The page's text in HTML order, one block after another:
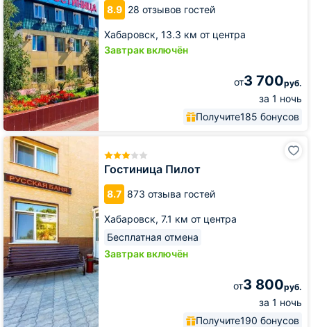
8.9 28 отзывов гостей
Хабаровск, 13.3 км от центра
Завтрак включён
от3 700руб.
за 1 ночь
Получите185 бонусов
Гостиница Пилот
8.7 873 отзыва гостей
Хабаровск, 7.1 км от центра
Бесплатная отмена
Завтрак включён
от3 800руб.
за 1 ночь
Получите190 бонусов
Гостиница
Пилот